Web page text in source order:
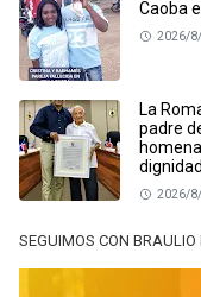
Caoba
2026/
La
padre
dignidad
2026/
SEGUIMOS CON